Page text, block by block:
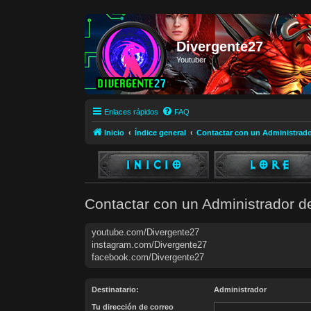
Divergente27
Youtuber
Enlaces rápidos FAQ
Inicio Índice general Contactar con un
Contactar con un Administrador
youtube.com/Divergente27
instagram.com/Divergente27
facebook.com/Divergente27
Destinatario: Administrador
Tu dirección de correo